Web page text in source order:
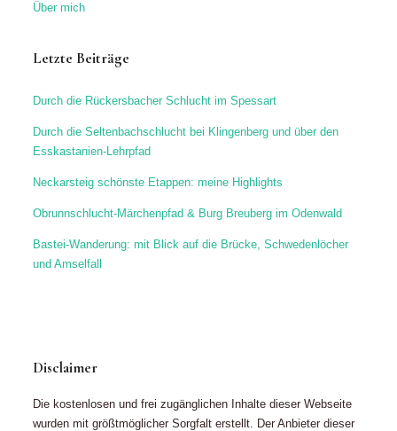
Über mich
Letzte Beiträge
Durch die Rückersbacher Schlucht im Spessart
Durch die Seltenbachschlucht bei Klingenberg und über den
Esskastanien-Lehrpfad
Neckarsteig schönste Etappen: meine Highlights
Obrunnschlucht-Märchenpfad & Burg Breuberg im Odenwald
Bastei-Wanderung: mit Blick auf die Brücke, Schwedenlöcher
und Amselfall
Disclaimer
Die kostenlosen und frei zugänglichen Inhalte dieser Webseite
wurden mit größtmöglicher Sorgfalt erstellt. Der Anbieter dieser